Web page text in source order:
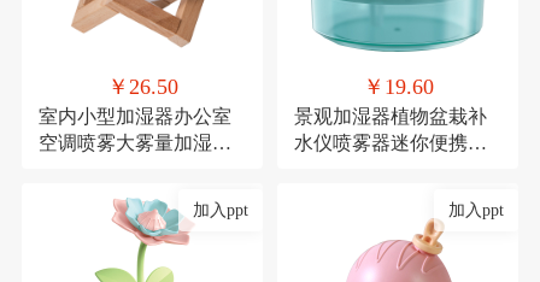
￥26.50
室内小型加湿器办公室
空调喷雾大雾量加湿器
￥19.60
景观加湿器植物盆栽补
水仪喷雾器迷你便携式
加入ppt 加入ppt